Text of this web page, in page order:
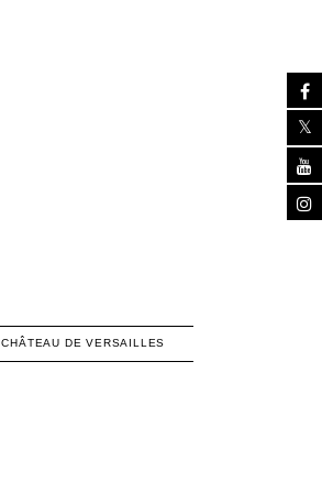
CHÂTEAU DE VERSAILLES